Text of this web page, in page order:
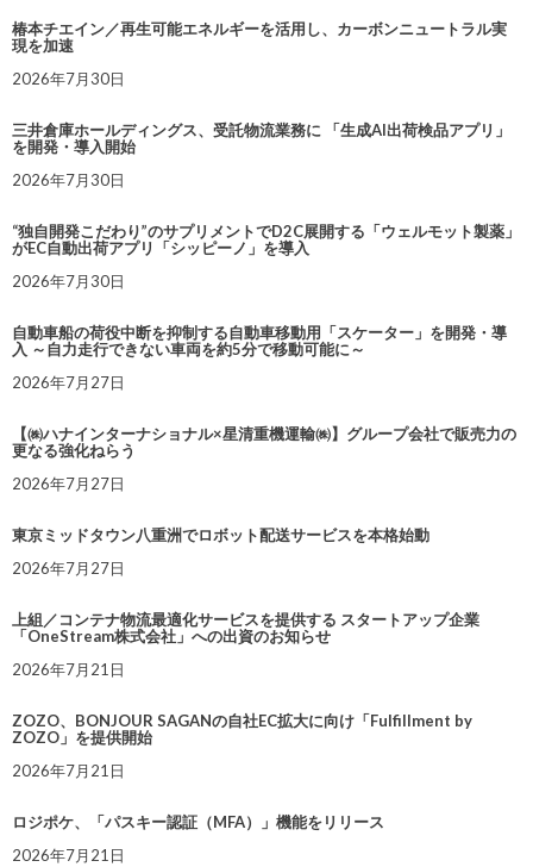
椿本チエイン／再生可能エネルギーを活用し、カーボンニュートラル実
現を加速
2026年7月30日
三井倉庫ホールディングス、受託物流業務に 「生成AI出荷検品アプリ」
を開発・導入開始
2026年7月30日
“独自開発こだわり”のサプリメントでD2C展開する「ウェルモット製薬」
がEC自動出荷アプリ「シッピーノ」を導入
2026年7月30日
自動車船の荷役中断を抑制する自動車移動用「スケーター」を開発・導
入 ～自力走行できない車両を約5分で移動可能に～
2026年7月27日
【㈱ハナインターナショナル×星清重機運輸㈱】グループ会社で販売力の
更なる強化ねらう
2026年7月27日
東京ミッドタウン八重洲でロボット配送サービスを本格始動
2026年7月27日
上組／コンテナ物流最適化サービスを提供する スタートアップ企業
「OneStream株式会社」への出資のお知らせ
2026年7月21日
ZOZO、BONJOUR SAGANの自社EC拡大に向け「Fulfillment by
ZOZO」を提供開始
2026年7月21日
ロジポケ、「パスキー認証（MFA）」機能をリリース
2026年7月21日